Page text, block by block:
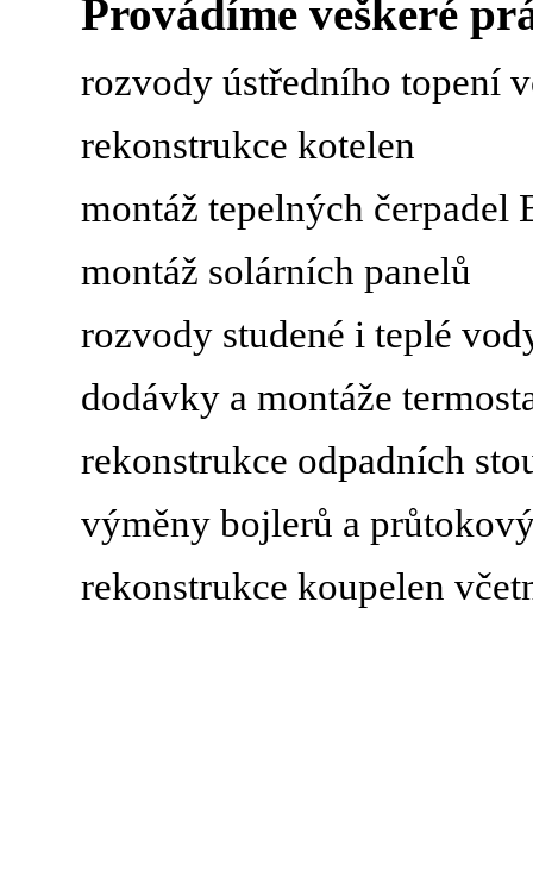
Provádíme veškeré
rozvody ústředního topení
rekonstrukce kotelen
montáž tepelných čerpadel
montáž solárních panelů
rozvody studené i teplé
dodávky a montáže
rekonstrukce odpadních
výměny bojlerů a
rekonstrukce koupelen